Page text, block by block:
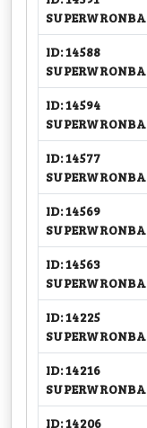
SUPERWRONBA
ID: 14588
SUPERWRONBA
ID: 14594
SUPERWRONBA
ID: 14577
SUPERWRONBA
ID: 14569
SUPERWRONBA
ID: 14563
SUPERWRONBA
ID: 14225
SUPERWRONBA
ID: 14216
SUPERWRONBA
ID: 14206